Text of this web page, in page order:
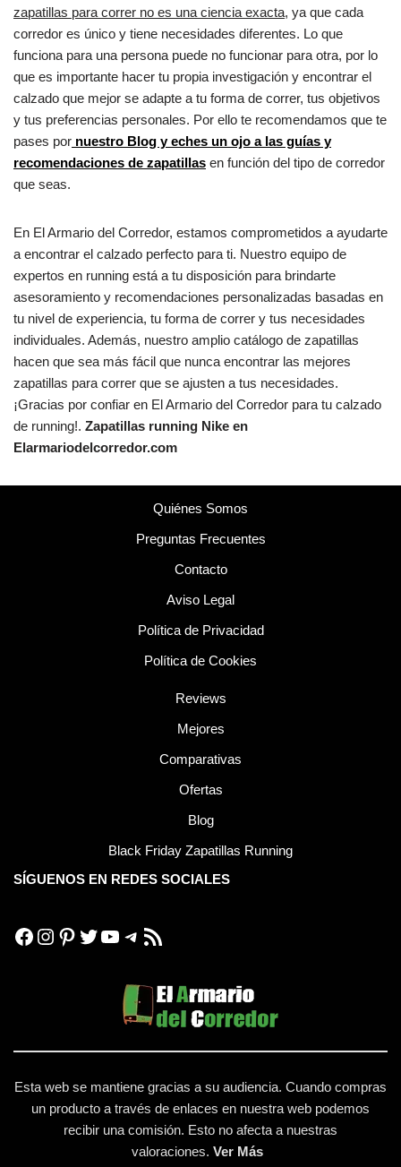
zapatillas para correr no es una ciencia exacta, ya que cada
corredor es único y tiene necesidades diferentes. Lo que
funciona para una persona puede no funcionar para otra, por lo
que es importante hacer tu propia investigación y encontrar el
calzado que mejor se adapte a tu forma de correr, tus objetivos
y tus preferencias personales. Por ello te recomendamos que te
pases por nuestro Blog y eches un ojo a las guías y
recomendaciones de zapatillas en función del tipo de corredor
que seas.
En El Armario del Corredor, estamos comprometidos a ayudarte
a encontrar el calzado perfecto para ti. Nuestro equipo de
expertos en running está a tu disposición para brindarte
asesoramiento y recomendaciones personalizadas basadas en
tu nivel de experiencia, tu forma de correr y tus necesidades
individuales. Además, nuestro amplio catálogo de zapatillas
hacen que sea más fácil que nunca encontrar las mejores
zapatillas para correr que se ajusten a tus necesidades.
¡Gracias por confiar en El Armario del Corredor para tu calzado
de running!. Zapatillas running Nike en
Elarmariodelcorredor.com
Quiénes Somos
Preguntas Frecuentes
Contacto
Aviso Legal
Política de Privacidad
Política de Cookies
Reviews
Mejores
Comparativas
Ofertas
Blog
Black Friday Zapatillas Running
SÍGUENOS EN REDES SOCIALES
Esta web se mantiene gracias a su audiencia. Cuando compras
un producto a través de enlaces en nuestra web podemos
recibir una comisión. Esto no afecta a nuestras
valoraciones. Ver Más